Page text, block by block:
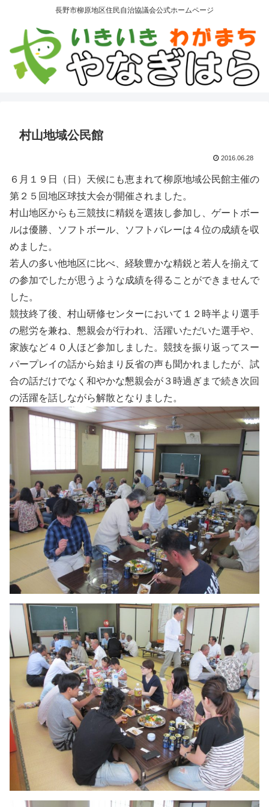
長野市柳原地区住民自治協議会公式ホームページ
村山地域公民館
2016.06.28
６月１９日（日）天候にも恵まれて柳原地域公民館主催の
第２５回地区球技大会が開催されました。
村山地区からも三競技に精鋭を選抜し参加し、ゲートボー
ルは優勝、ソフトボール、ソフトバレーは４位の成績を収
めました。
若人の多い他地区に比べ、経験豊かな精鋭と若人を揃えて
の参加でしたが思うような成績を得ることができませんで
した。
競技終了後、村山研修センターにおいて１２時半より選手
の慰労を兼ね、懇親会が行われ、活躍いただいた選手や、
家族など４０人ほど参加しました。競技を振り返ってスー
パープレイの話から始まり反省の声も聞かれましたが、試
合の話だけでなく和やかな懇親会が３時過ぎまで続き次回
の活躍を話しながら解散となりました。